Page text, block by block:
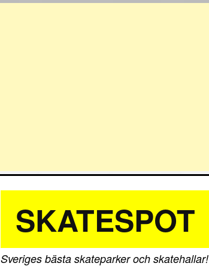
SKATESPOT
Sveriges bästa skateparker och skatehallar!